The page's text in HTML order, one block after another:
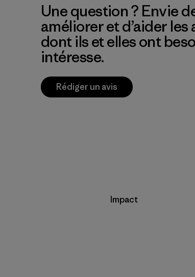
Une question ? Envie
améliorer et d’aider
dont ils et elles ont
intéresse.
Rédiger un avis
Impact